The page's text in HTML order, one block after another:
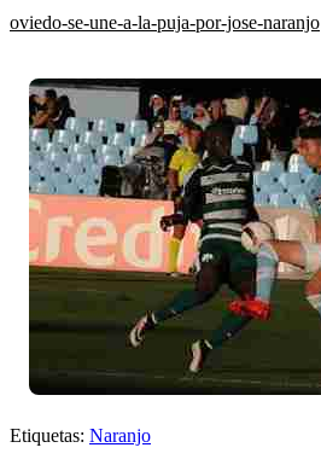
oviedo-se-une-a-la-puja-por-jose-naranjo
Etiquetas: Naranjo